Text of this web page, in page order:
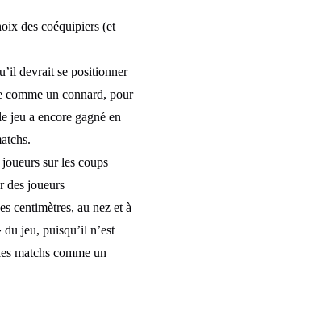
des coéquipiers (et
devrait se positionner
comme un connard, pour
jeu a encore gagné en
sur les coups
des joueurs
centimètres, au nez et à
jeu, puisqu’il n’est
matchs comme un